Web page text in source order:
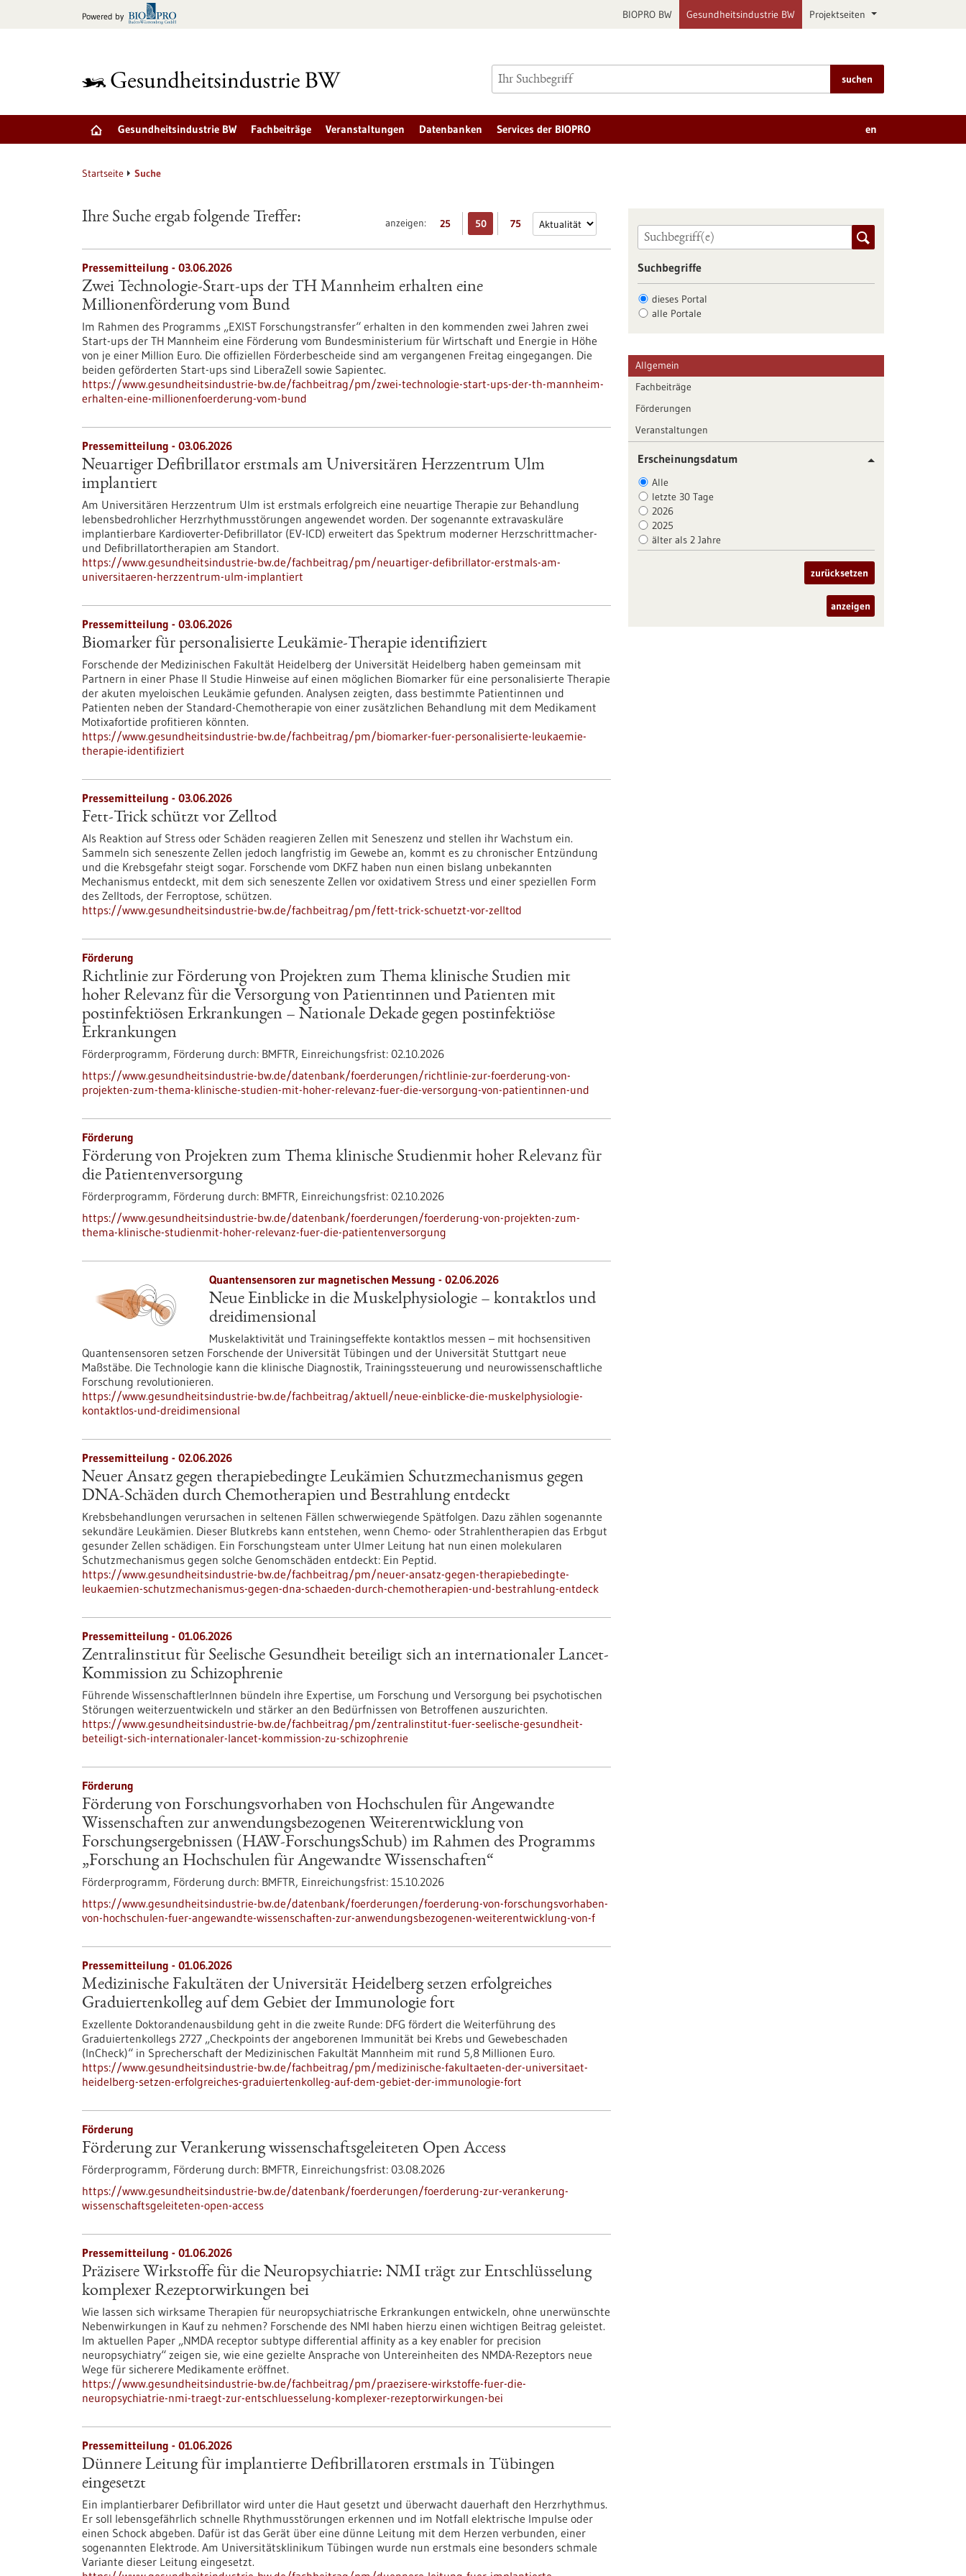
Powered by BIOPRO BW Gesundheitsindustrie BW Projektseiten
suchen
Gesundheitsindustrie BW Fachbeiträge Veranstaltungen Datenbanken Services der BIOPRO en
Startseite Suche
anzeigen: 25 50 75
Ihre Suche ergab folgende Treffer:
Pressemitteilung - 03.06.2026
Zwei Technologie-Start-ups der TH Mannheim erhalten eine
Millionenförderung vom Bund
Im Rahmen des Programms „EXIST Forschungstransfer“ erhalten in den kommenden zwei Jahren zwei
Start-ups der TH Mannheim eine Förderung vom Bundesministerium für Wirtschaft und Energie in Höhe
von je einer Million Euro. Die offiziellen Förderbescheide sind am vergangenen Freitag eingegangen. Die
beiden geförderten Start-ups sind LiberaZell sowie Sapientec.
https://www.gesundheitsindustrie-bw.de/fachbeitrag/pm/zwei-technologie-start-ups-der-th-mannheim-
erhalten-eine-millionenfoerderung-vom-bund
Pressemitteilung - 03.06.2026
Neuartiger Defibrillator erstmals am Universitären Herzzentrum Ulm
implantiert
Am Universitären Herzzentrum Ulm ist erstmals erfolgreich eine neuartige Therapie zur Behandlung
lebensbedrohlicher Herzrhythmusstörungen angewendet worden. Der sogenannte extravaskuläre
implantierbare Kardioverter-​Defibrillator (EV-​ICD) erweitert das Spektrum moderner Herzschrittmacher-​
und Defibrillatortherapien am Standort.
https://www.gesundheitsindustrie-bw.de/fachbeitrag/pm/neuartiger-defibrillator-erstmals-am-
universitaeren-herzzentrum-ulm-implantiert
Pressemitteilung - 03.06.2026
Biomarker für personalisierte Leukämie-Therapie identifiziert
Forschende der Medizinischen Fakultät Heidelberg der Universität Heidelberg haben gemeinsam mit
Partnern in einer Phase II Studie Hinweise auf einen möglichen Biomarker für eine personalisierte Therapie
der akuten myeloischen Leukämie gefunden. Analysen zeigten, dass bestimmte Patientinnen und
Patienten neben der Standard-Chemotherapie von einer zusätzlichen Behandlung mit dem Medikament
Motixafortide profitieren könnten.
https://www.gesundheitsindustrie-bw.de/fachbeitrag/pm/biomarker-fuer-personalisierte-leukaemie-
therapie-identifiziert
Pressemitteilung - 03.06.2026
Fett-Trick schützt vor Zelltod
Als Reaktion auf Stress oder Schäden reagieren Zellen mit Seneszenz und stellen ihr Wachstum ein.
Sammeln sich seneszente Zellen jedoch langfristig im Gewebe an, kommt es zu chronischer Entzündung
und die Krebsgefahr steigt sogar. Forschende vom DKFZ haben nun einen bislang unbekannten
Mechanismus entdeckt, mit dem sich seneszente Zellen vor oxidativem Stress und einer speziellen Form
des Zelltods, der Ferroptose, schützen.
https://www.gesundheitsindustrie-bw.de/fachbeitrag/pm/fett-trick-schuetzt-vor-zelltod
Förderung
Richtlinie zur Förderung von Projekten zum Thema klinische Studien mit
hoher Relevanz für die Versorgung von Patientinnen und Patienten mit
postinfektiösen Erkrankungen – Nationale Dekade gegen postinfektiöse
Erkrankungen
Förderprogramm, Förderung durch: BMFTR, Einreichungsfrist: 02.10.2026
https://www.gesundheitsindustrie-bw.de/datenbank/foerderungen/richtlinie-zur-foerderung-von-
projekten-zum-thema-klinische-studien-mit-hoher-relevanz-fuer-die-versorgung-von-patientinnen-und
Förderung
Förderung von Projekten zum Thema klinische Studienmit hoher Relevanz für
die Patientenversorgung
Förderprogramm, Förderung durch: BMFTR, Einreichungsfrist: 02.10.2026
https://www.gesundheitsindustrie-bw.de/datenbank/foerderungen/foerderung-von-projekten-zum-
thema-klinische-studienmit-hoher-relevanz-fuer-die-patientenversorgung
Quantensensoren zur magnetischen Messung - 02.06.2026
Neue Einblicke in die Muskelphysiologie – kontaktlos und
dreidimensional
Muskelaktivität und Trainingseffekte kontaktlos messen – mit hochsensitiven
Quantensensoren setzen Forschende der Universität Tübingen und der Universität Stuttgart neue
Maßstäbe. Die Technologie kann die klinische Diagnostik, Trainingssteuerung und neurowissenschaftliche
Forschung revolutionieren.
https://www.gesundheitsindustrie-bw.de/fachbeitrag/aktuell/neue-einblicke-die-muskelphysiologie-
kontaktlos-und-dreidimensional
Pressemitteilung - 02.06.2026
Neuer Ansatz gegen therapiebedingte Leukämien Schutzmechanismus gegen
DNA-Schäden durch Chemotherapien und Bestrahlung entdeckt
Krebsbehandlungen verursachen in seltenen Fällen schwerwiegende Spätfolgen. Dazu zählen sogenannte
sekundäre Leukämien. Dieser Blutkrebs kann entstehen, wenn Chemo- oder Strahlentherapien das Erbgut
gesunder Zellen schädigen. Ein Forschungsteam unter Ulmer Leitung hat nun einen molekularen
Schutzmechanismus gegen solche Genomschäden entdeckt: Ein Peptid.
https://www.gesundheitsindustrie-bw.de/fachbeitrag/pm/neuer-ansatz-gegen-therapiebedingte-
leukaemien-schutzmechanismus-gegen-dna-schaeden-durch-chemotherapien-und-bestrahlung-entdeck
Pressemitteilung - 01.06.2026
Zentralinstitut für Seelische Gesundheit beteiligt sich an internationaler Lancet-
Kommission zu Schizophrenie
Führende WissenschaftlerInnen bündeln ihre Expertise, um Forschung und Versorgung bei psychotischen
Störungen weiterzuentwickeln und stärker an den Bedürfnissen von Betroffenen auszurichten.
https://www.gesundheitsindustrie-bw.de/fachbeitrag/pm/zentralinstitut-fuer-seelische-gesundheit-
beteiligt-sich-internationaler-lancet-kommission-zu-schizophrenie
Förderung
Förderung von Forschungsvorhaben von Hochschulen für Angewandte
Wissenschaften zur anwendungsbezogenen Weiterentwicklung von
Forschungsergebnissen (HAW-ForschungsSchub) im Rahmen des Programms
„Forschung an Hochschulen für Angewandte Wissenschaften“
Förderprogramm, Förderung durch: BMFTR, Einreichungsfrist: 15.10.2026
https://www.gesundheitsindustrie-bw.de/datenbank/foerderungen/foerderung-von-forschungsvorhaben-
von-hochschulen-fuer-angewandte-wissenschaften-zur-anwendungsbezogenen-weiterentwicklung-von-f
Pressemitteilung - 01.06.2026
Medizinische Fakultäten der Universität Heidelberg setzen erfolgreiches
Graduiertenkolleg auf dem Gebiet der Immunologie fort
Exzellente Doktorandenausbildung geht in die zweite Runde: DFG fördert die Weiterführung des
Graduiertenkollegs 2727 „Checkpoints der angeborenen Immunität bei Krebs und Gewebeschaden
(InCheck)“ in Sprecherschaft der Medizinischen Fakultät Mannheim mit rund 5,8 Millionen Euro.
https://www.gesundheitsindustrie-bw.de/fachbeitrag/pm/medizinische-fakultaeten-der-universitaet-
heidelberg-setzen-erfolgreiches-graduiertenkolleg-auf-dem-gebiet-der-immunologie-fort
Förderung
Förderung zur Verankerung wissenschaftsgeleiteten Open Access
Förderprogramm, Förderung durch: BMFTR, Einreichungsfrist: 03.08.2026
https://www.gesundheitsindustrie-bw.de/datenbank/foerderungen/foerderung-zur-verankerung-
wissenschaftsgeleiteten-open-access
Pressemitteilung - 01.06.2026
Präzisere Wirkstoffe für die Neuropsychiatrie: NMI trägt zur Entschlüsselung
komplexer Rezeptorwirkungen bei
Wie lassen sich wirksame Therapien für neuropsychiatrische Erkrankungen entwickeln, ohne unerwünschte
Nebenwirkungen in Kauf zu nehmen? Forschende des NMI haben hierzu einen wichtigen Beitrag geleistet.
Im aktuellen Paper „NMDA receptor subtype differential affinity as a key enabler for precision
neuropsychiatry“ zeigen sie, wie eine gezielte Ansprache von Untereinheiten des NMDA-Rezeptors neue
Wege für sicherere Medikamente eröffnet.
https://www.gesundheitsindustrie-bw.de/fachbeitrag/pm/praezisere-wirkstoffe-fuer-die-
neuropsychiatrie-nmi-traegt-zur-entschluesselung-komplexer-rezeptorwirkungen-bei
Pressemitteilung - 01.06.2026
Dünnere Leitung für implantierte Defibrillatoren erstmals in Tübingen
eingesetzt
Ein implantierbarer Defibrillator wird unter die Haut gesetzt und überwacht dauerhaft den Herzrhythmus.
Er soll lebensgefährlich schnelle Rhythmusstörungen erkennen und im Notfall elektrische Impulse oder
einen Schock abgeben. Dafür ist das Gerät über eine dünne Leitung mit dem Herzen verbunden, einer
sogenannten Elektrode. Am Universitätsklinikum Tübingen wurde nun erstmals eine besonders schmale
Variante dieser Leitung eingesetzt.
Suchbegriffe
dieses Portal
alle Portale
Allgemein
Fachbeiträge
Förderungen
Veranstaltungen
Erscheinungsdatum
Alle
letzte 30 Tage
2026
2025
älter als 2 Jahre
zurücksetzen
anzeigen